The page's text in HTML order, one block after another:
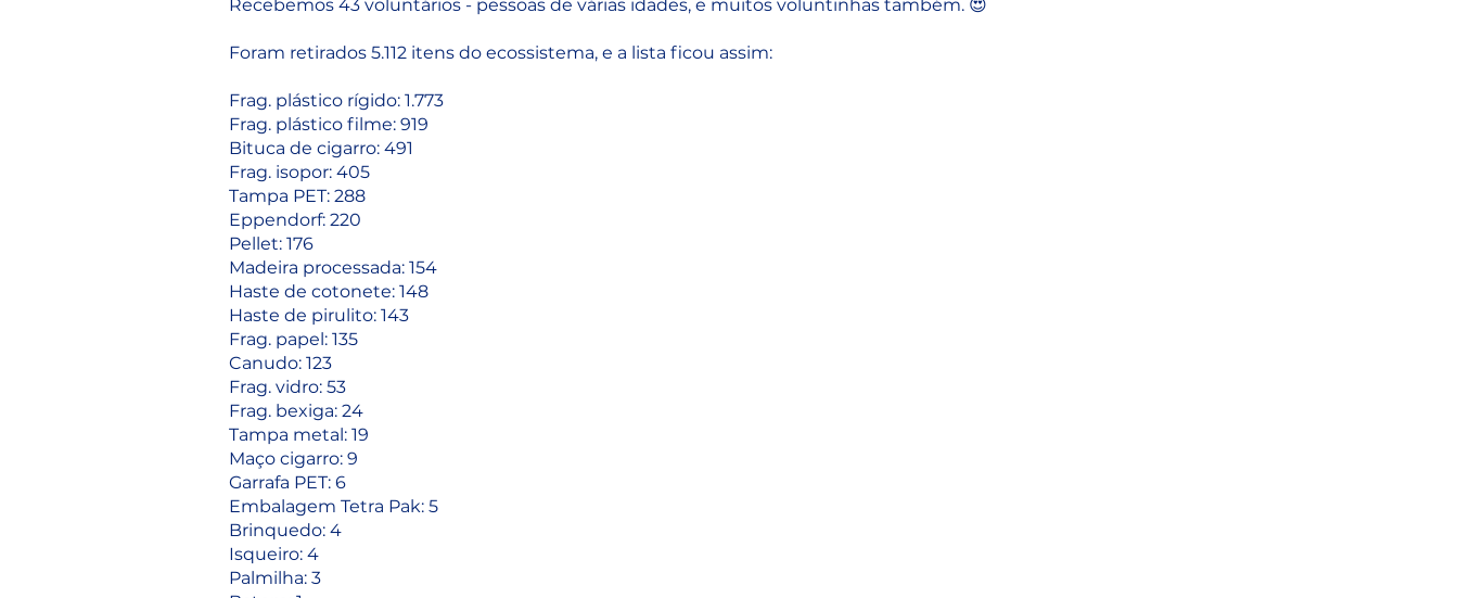
Recebemos 43 voluntários - pessoas de várias idades, e muitos voluntinhas também. 😍
Foram retirados 5.112 itens do ecossistema, e a lista ficou assim:
Frag. plástico rígido: 1.773
Frag. plástico filme: 919
Bituca de cigarro: 491
Frag. isopor: 405
Tampa PET: 288
Eppendorf: 220
Pellet: 176
Madeira processada: 154
Haste de cotonete: 148
Haste de pirulito: 143
Frag. papel: 135
Canudo: 123
Frag. vidro: 53
Frag. bexiga: 24
Tampa metal: 19
Maço cigarro: 9
Garrafa PET: 6
Embalagem Tetra Pak: 5
Brinquedo: 4
Isqueiro: 4
Palmilha: 3